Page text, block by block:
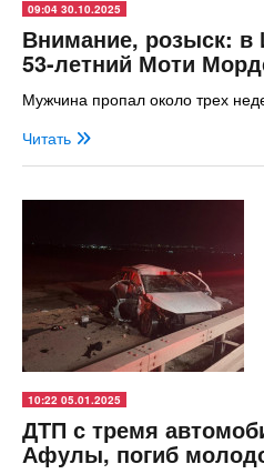
09:04 30.10.2025
Внимание, розыск: в
53-летний Моти
Мужчина пропал около трех
Читать
10:22 05.01.2025
ДТП с тремя
Афулы, погиб